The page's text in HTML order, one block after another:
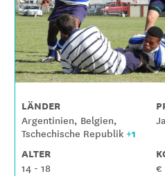
LÄNDER
Argentinien, Belgien,
Tschechische Republik +1
ALTER
14 - 18 €